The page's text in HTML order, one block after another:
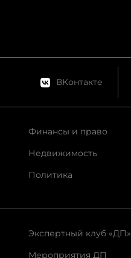
ВКонтакте
Финансы и право
Недвижимость
Политика
Экспертный клуб «ДП»
Мероприятия ДП